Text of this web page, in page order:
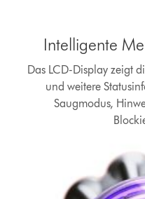
Intelligente
Das LCD-Display zeigt
und weitere
Saugmodus,